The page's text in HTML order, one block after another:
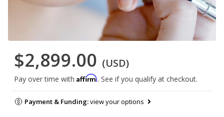
$2,899.00 (USD)
Pay over time with Affirm. See if you qualify at checkout.
Payment & Funding:view your options